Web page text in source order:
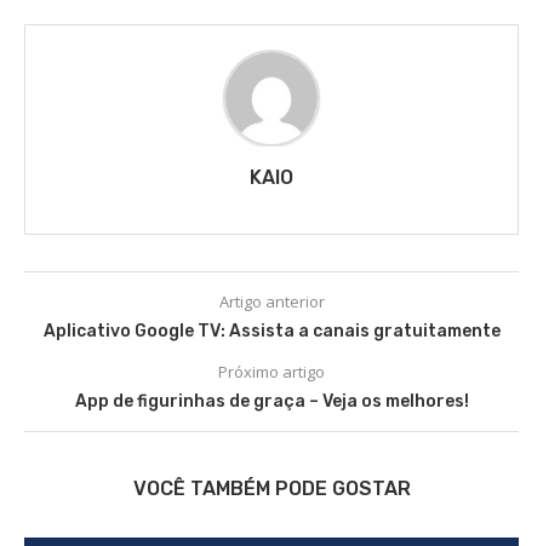
KAIO
Artigo anterior
Aplicativo Google TV: Assista a canais gratuitamente
Próximo artigo
App de figurinhas de graça – Veja os melhores!
VOCÊ TAMBÉM PODE GOSTAR